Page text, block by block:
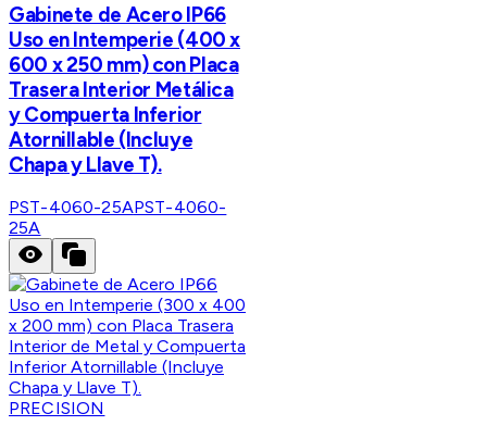
Gabinete de Acero IP66
Uso en Intemperie (400 x
600 x 250 mm) con Placa
Trasera Interior Metálica
y Compuerta Inferior
Atornillable (Incluye
Chapa y Llave T).
PST-4060-25APST-4060-
25A
PRECISION